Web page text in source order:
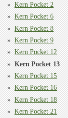
Kern Pocket 2
Kern Pocket 6
Kern Pocket 8
Kern Pocket 9
Kern Pocket 12
Kern Pocket 13
Kern Pocket 15
Kern Pocket 16
Kern Pocket 18
Kern Pocket 21